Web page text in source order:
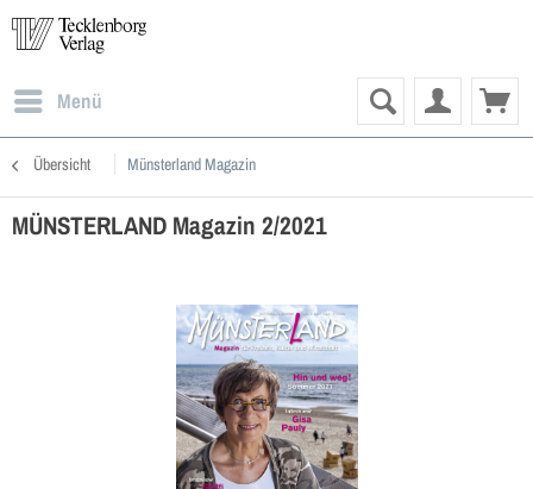
Menü
Übersicht Münsterland Magazin
MÜNSTERLAND Magazin 2/2021